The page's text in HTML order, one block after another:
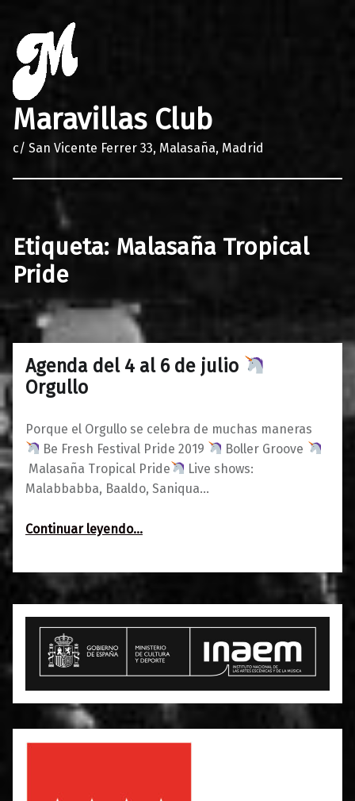
Maravillas Club
c/ San Vicente Ferrer 33, Malasaña, Madrid
Etiqueta: Malasaña Tropical
Pride
Agenda del 4 al 6 de julio
Orgullo
Porque el Orgullo se celebra de muchas maneras
Be Fresh Festival Pride 2019
Boller Groove
Malasaña Tropical Pride
Live shows:
Malabbabba, Baaldo, Saniqua…
Continuar leyendo“Agenda del 4 al 6 de julio
Orgullo”
…
03/07/2019
0
Maravillas